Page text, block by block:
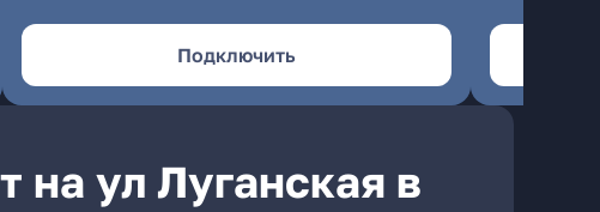
Подключить
на ул Луганская в